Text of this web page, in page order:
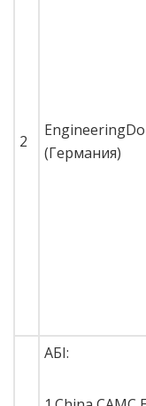
2
(Германия)
АБІ: